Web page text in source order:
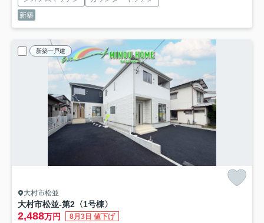
新築
新築一戸建
大村市松並
大村市松並-第2 〈1号棟〉
2,488万円 8月3日 値下げ